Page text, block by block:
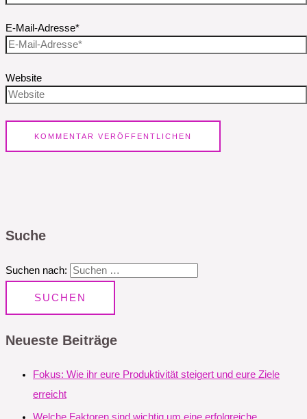
E-Mail-Adresse*
Website
Suche
Suchen nach:
Neueste Beiträge
Fokus: Wie ihr eure Produktivität steigert und eure Ziele
erreicht